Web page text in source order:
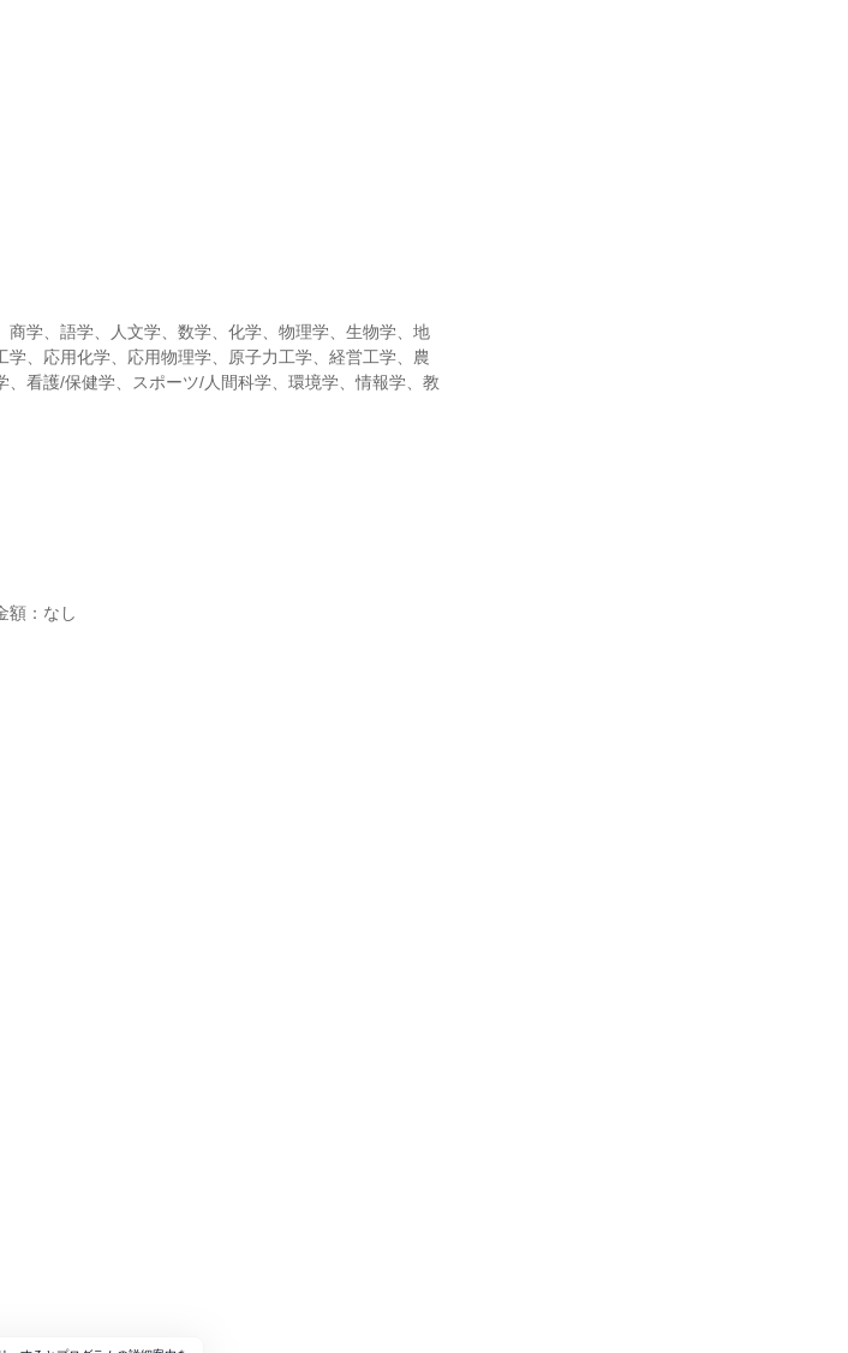
学、語学、人文学、数学、化学、物理学、生物学、地
、応用化学、応用物理学、原子力工学、経営工学、農
看護/保健学、スポーツ/人間科学、環境学、情報学、教
額：なし